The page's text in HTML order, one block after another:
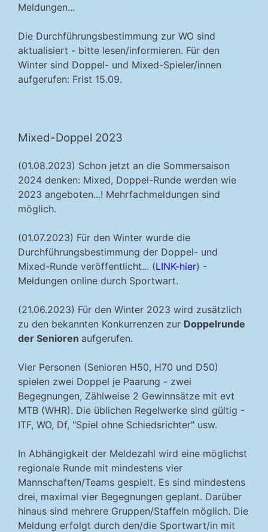
Meldungen...
Die Durchführungsbestimmung zur WO sind
aktualisiert - bitte lesen/informieren. Für den
Winter sind Doppel- und Mixed-Spieler/innen
aufgerufen: Frist 15.09.
Mixed-Doppel 2023
(01.08.2023) Schon jetzt an die Sommersaison
2024 denken: Mixed, Doppel-Runde werden wie
2023 angeboten...! Mehrfachmeldungen sind
möglich.
(01.07.2023) Für den Winter wurde die
Durchführungsbestimmung der Doppel- und
Mixed-Runde veröffentlicht... (LINK-hier) -
Meldungen online durch Sportwart.
(21.06.2023) Für den Winter 2023 wird zusätzlich
zu den bekannten Konkurrenzen zur Doppelrunde
der Senioren aufgerufen.
Vier Personen (Senioren H50, H70 und D50)
spielen zwei Doppel je Paarung - zwei
Begegnungen, Zählweise 2 Gewinnsätze mit evt
MTB (WHR). Die üblichen Regelwerke sind gültig -
ITF, WO, Df, "Spiel ohne Schiedsrichter" usw.
In Abhängigkeit der Meldezahl wird eine möglichst
regionale Runde mit mindestens vier
Mannschaften/Teams gespielt. Es sind mindestens
drei, maximal vier Begegnungen geplant. Darüber
hinaus sind mehrere Gruppen/Staffeln möglich. Die
Meldung erfolgt durch den/die Sportwart/in mit